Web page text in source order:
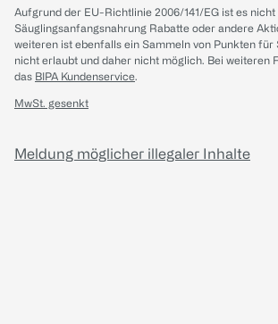
Aufgrund der EU-Richtlinie 2006/141/EG ist es
Säuglingsanfangsnahrung Rabatte oder andere
weiteren ist ebenfalls ein Sammeln von Punkten
nicht erlaubt und daher nicht möglich. Bei weiteren
das BIPA Kundenservice.
MwSt. gesenkt
Meldung möglicher illegaler Inhalte